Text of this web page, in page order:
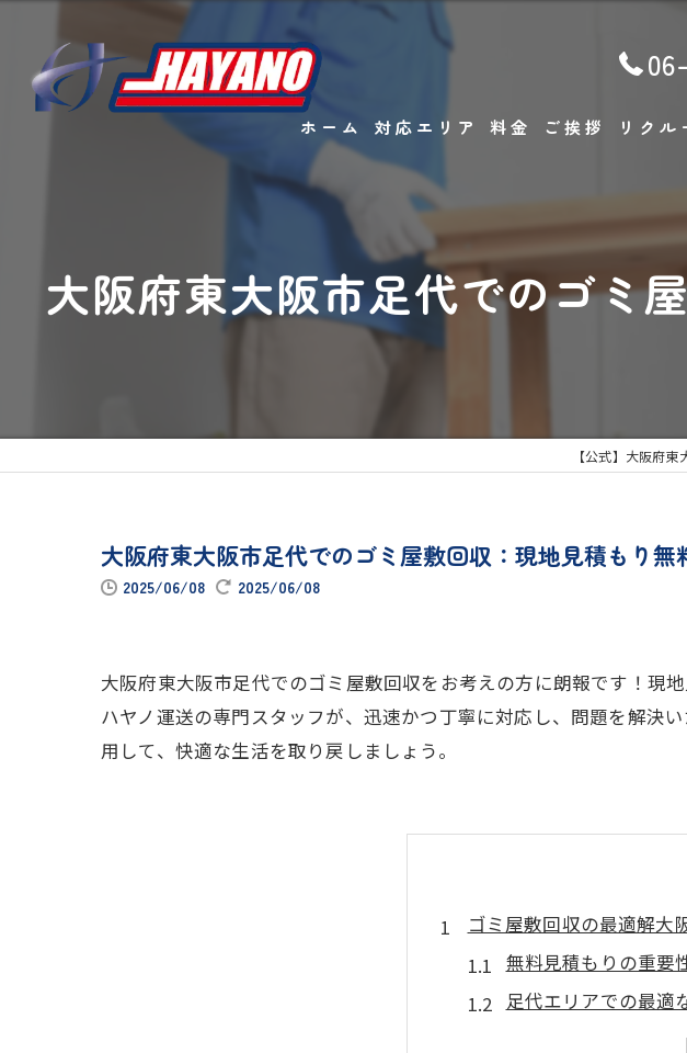
ホーム 対応エリア 料金 ご挨拶 リクル
大阪府東大阪市足代でのゴミ
【公式】大阪府
大阪府東大阪市足代でのゴミ屋敷回収：現地見積もり無
2025/06/08 2025/06/08
大阪府東大阪市足代でのゴミ屋敷回収をお考えの方に朗報です！現
ハヤノ運送の専門スタッフが、迅速かつ丁寧に対応し、問題を解決
用して、快適な生活を取り戻しましょう。
ゴミ屋敷回収の最適解大
無料見積もりの重要
足代エリアでの最適
見積もりから作業完